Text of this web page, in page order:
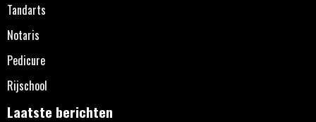
Tandarts
Notaris
Pedicure
Rijschool
Laatste berichten